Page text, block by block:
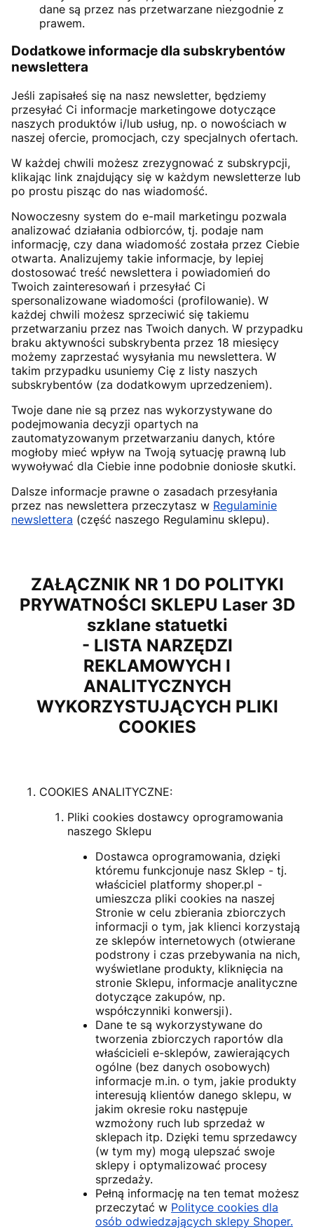
dane są przez nas przetwarzane niezgodnie z
prawem.
Dodatkowe informacje dla subskrybentów
newslettera
Jeśli zapisałeś się na nasz newsletter, będziemy
przesyłać Ci informacje marketingowe dotyczące
naszych produktów i/lub usług, np. o nowościach w
naszej ofercie, promocjach, czy specjalnych ofertach.
W każdej chwili możesz zrezygnować z subskrypcji,
klikając link znajdujący się w każdym newsletterze lub
po prostu pisząc do nas wiadomość.
Nowoczesny system do e-mail marketingu pozwala
analizować działania odbiorców, tj. podaje nam
informację, czy dana wiadomość została przez Ciebie
otwarta. Analizujemy takie informacje, by lepiej
dostosować treść newslettera i powiadomień do
Twoich zainteresowań i przesyłać Ci
spersonalizowane wiadomości (profilowanie). W
każdej chwili możesz sprzeciwić się takiemu
przetwarzaniu przez nas Twoich danych. W przypadku
braku aktywności subskrybenta przez 18 miesięcy
możemy zaprzestać wysyłania mu newslettera. W
takim przypadku usuniemy Cię z listy naszych
subskrybentów (za dodatkowym uprzedzeniem).
Twoje dane nie są przez nas wykorzystywane do
podejmowania decyzji opartych na
zautomatyzowanym przetwarzaniu danych, które
mogłoby mieć wpływ na Twoją sytuację prawną lub
wywoływać dla Ciebie inne podobnie doniosłe skutki.
Dalsze informacje prawne o zasadach przesyłania
przez nas newslettera przeczytasz w Regulaminie
newslettera (część naszego Regulaminu sklepu).
ZAŁĄCZNIK NR 1 DO POLITYKI
PRYWATNOŚCI SKLEPU Laser 3D
szklane statuetki
- LISTA NARZĘDZI
REKLAMOWYCH I
ANALITYCZNYCH
WYKORZYSTUJĄCYCH PLIKI
COOKIES
COOKIES ANALITYCZNE:
Pliki cookies dostawcy oprogramowania
naszego Sklepu
Dostawca oprogramowania, dzięki
któremu funkcjonuje nasz Sklep - tj.
właściciel platformy shoper.pl -
umieszcza pliki cookies na naszej
Stronie w celu zbierania zbiorczych
informacji o tym, jak klienci korzystają
ze sklepów internetowych (otwierane
podstrony i czas przebywania na nich,
wyświetlane produkty, kliknięcia na
stronie Sklepu, informacje analityczne
dotyczące zakupów, np.
współczynniki konwersji).
Dane te są wykorzystywane do
tworzenia zbiorczych raportów dla
właścicieli e-sklepów, zawierających
ogólne (bez danych osobowych)
informacje m.in. o tym, jakie produkty
interesują klientów danego sklepu, w
jakim okresie roku następuje
wzmożony ruch lub sprzedaż w
sklepach itp. Dzięki temu sprzedawcy
(w tym my) mogą ulepszać swoje
sklepy i optymalizować procesy
sprzedaży.
Pełną informację na ten temat możesz
przeczytać w Polityce cookies dla
osób odwiedzających sklepy Shoper.